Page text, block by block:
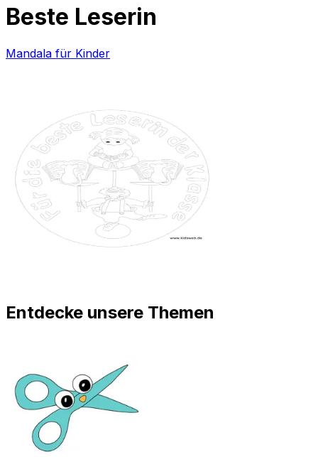
Beste Leserin
Mandala für Kinder
Entdecke unsere Themen